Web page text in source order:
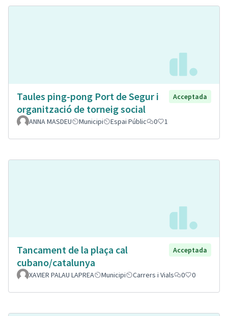
Taules ping-pong Port de Segur i
organització de torneig social
Acceptada
ANNA MASDEU Municipi Espai Públic 0 1
Tancament de la plaça cal
cubano/catalunya
Acceptada
XAVIER PALAU LAPREA Municipi Carrers i Vials 0 0